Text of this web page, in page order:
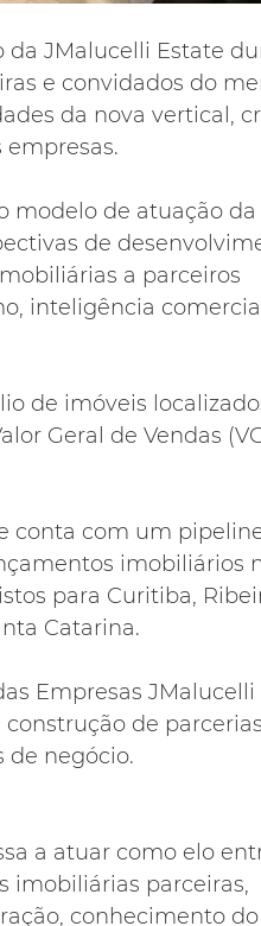
da JMalucelli Estate
e convidados do
da nova vertical,
modelo de atuação da
de
a parceiros
inteligência
de imóveis
Geral de Vendas
conta com um
imobiliários
para Curitiba,
Catarina.
Empresas JMalucelli
de parcerias
de negócio.
a atuar como elo
imobiliárias parceiras,
conhecimento